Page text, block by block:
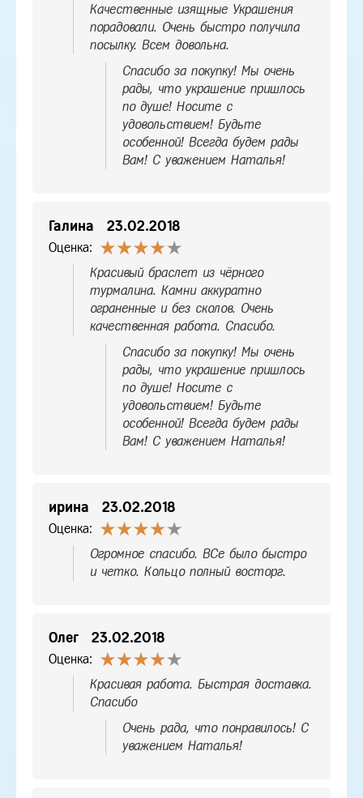
Качественные изящные Украшения
порадовали. Очень быстро получила
посылку. Всем довольна.
Спасибо за покупку! Мы очень
рады, что украшение пришлось
по душе! Носите с
удовольствием! Будьте
особенной! Всегда будем рады
Вам! С уважением Наталья!
Галина 23.02.2018
Оценка:
Красивый браслет из чёрного
турмалина. Камни аккуратно
ограненные и без сколов. Очень
качественная работа. Спасибо.
Спасибо за покупку! Мы очень
рады, что украшение пришлось
по душе! Носите с
удовольствием! Будьте
особенной! Всегда будем рады
Вам! С уважением Наталья!
ирина 23.02.2018
Оценка:
Огромное спасибо. ВСе было быстро
и четко. Кольцо полный восторг.
Олег 23.02.2018
Оценка:
Красивая работа. Быстрая доставка.
Спасибо
Очень рада, что понравилось! С
уважением Наталья!